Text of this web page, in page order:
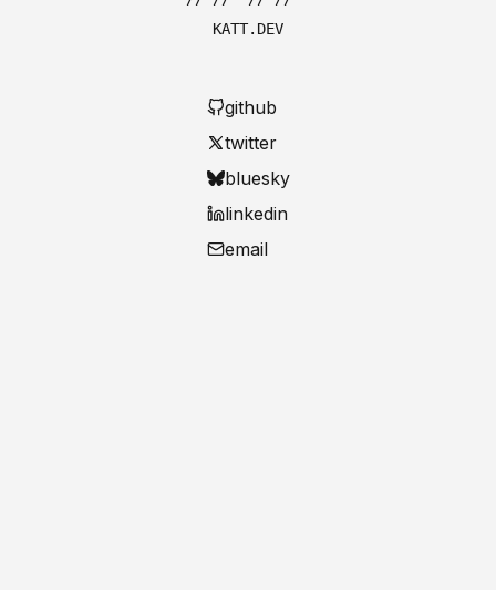
KATT.DEV
github
twitter
bluesky
linkedin
email